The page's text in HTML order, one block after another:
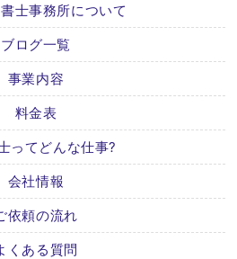
士事務所について
ブログ一覧
事業内容
料金表
ってどんな仕事?
会社情報
依頼の流れ
くある質問